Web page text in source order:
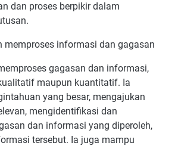
dan proses berpikir dalam
memproses informasi dan gagasan
gagasan dan informasi,
maupun kuantitatif. Ia
yang besar, mengajukan
mengidentifikasi dan
dan informasi yang diperoleh,
tersebut. Ia juga mampu